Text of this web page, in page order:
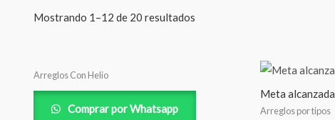
Mostrando 1–12 de 20 resultados
Arreglos Con Helio
Comprar por Whatsapp
Meta alcanzada
Arreglos por tipos